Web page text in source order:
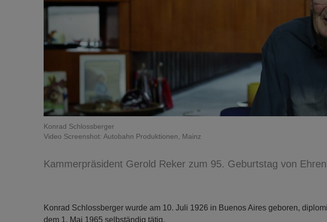
Konrad Schlossberger
Video Screenshot: Autobahn Produktionen, Mainz
Kammerpräsident Gerold Reker zum 95. Geburtstag von
Konrad Schlossberger wurde am 10. Juli 1926 in Buenos Aires geboren,
dem 1. Mai 1965 selbständig tätig.